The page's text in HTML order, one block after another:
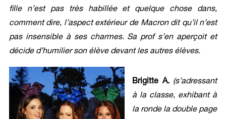
fille n’est pas très habillée et quelque chose dans,
comment dire, l’aspect extérieur de Macron dit qu’il n’est
pas insensible à ses charmes. Sa prof s’en aperçoit et
décide d’humilier son élève devant les autres élèves.
Brigitte A. (s’adressant
à la classe, exhibant à
la ronde la double page